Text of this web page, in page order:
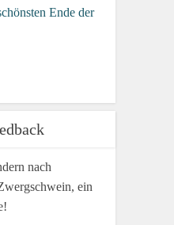
Ende der
nach
ein